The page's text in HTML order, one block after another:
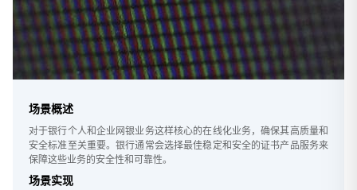
场景概述
对于银行个人和企业网银业务这样核心的在线化业务，确保其高质量和
安全标准至关重要。银行通常会选择最佳稳定和安全的证书产品服务来
保障这些业务的安全性和可靠性。
场景实现